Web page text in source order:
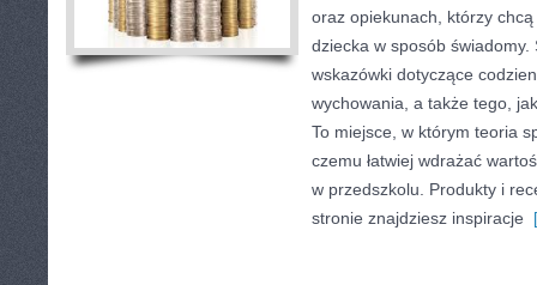
oraz opiekunach, którzy
dziecka w sposób
wskazówki dotyczące
wychowania, a także tego,
To miejsce, w którym teoria
czemu łatwiej wdrażać
w przedszkolu. Produkty i
stronie znajdziesz inspiracje